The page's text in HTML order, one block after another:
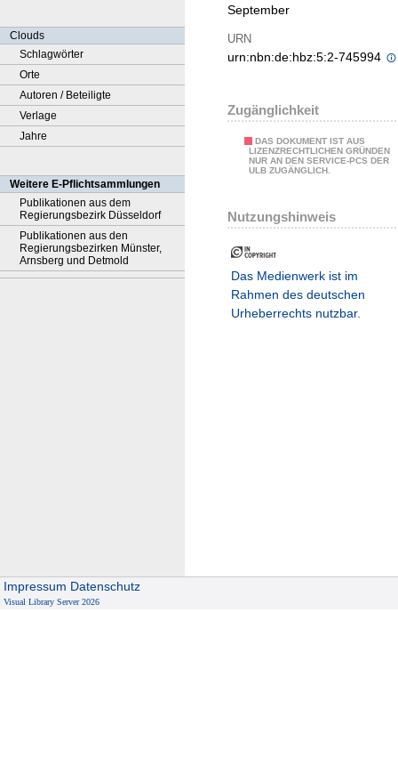
Clouds
Schlagwörter
Orte
Autoren / Beteiligte
Verlage
Jahre
Weitere E-Pflichtsammlungen
Publikationen aus dem
Regierungsbezirk Düsseldorf
Publikationen aus den
Regierungsbezirken Münster,
Arnsberg und Detmold
September
URN
urn:nbn:de:hbz:5:2-745994
Zugänglichkeit
DAS DOKUMENT IST AUS
LIZENZRECHTLICHEN GRÜNDEN
NUR AN DEN SERVICE-PCS DER
ULB ZUGÄNGLICH.
Nutzungshinweis
Das Medienwerk ist im
Rahmen des deutschen
Urheberrechts nutzbar.
Impressum Datenschutz
Visual Library Server 2026